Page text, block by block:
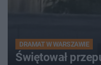
DRAMAT W WARSZAWIE
Świętował